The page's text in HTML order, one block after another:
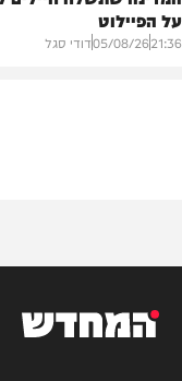
על הפיילוט
21:36
05/08/26דודי סגל
המחדש